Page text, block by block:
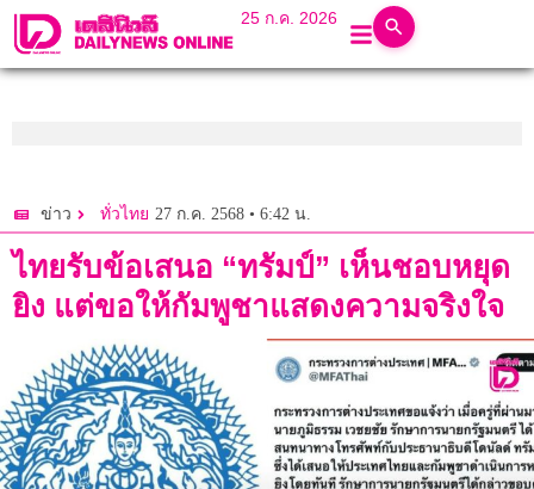
25 ก.ค. 2026
ข่าว ทั่วไทย 27 ก.ค. 2568 • 6:42 น.
ไทยรับข้อเสนอ “ทรัมป์” เห็นชอบหยุด
ยิง แต่ขอให้กัมพูชาแสดงความจริงใจ